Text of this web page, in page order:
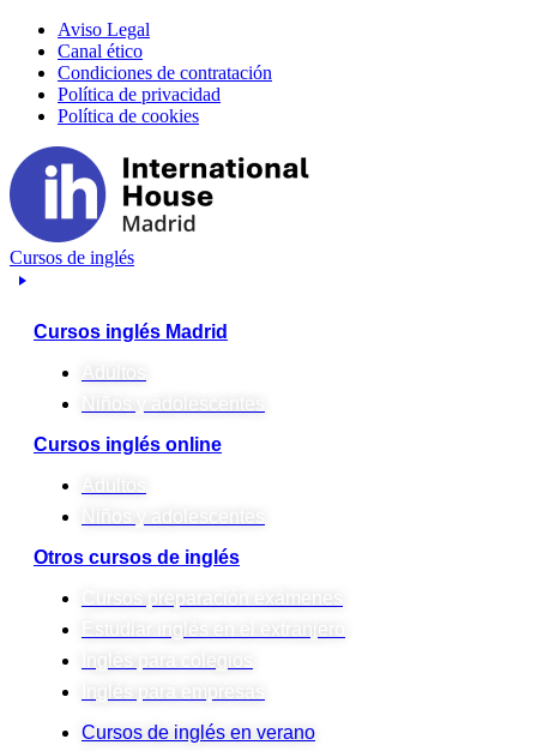
Aviso Legal
Canal ético
Condiciones de contratación
Política de privacidad
Política de cookies
Cursos de inglés
Cursos inglés Madrid
Adultos
Niños y adolescentes
Cursos inglés online
Adultos
Niños y adolescentes
Otros cursos de inglés
Cursos preparación exámenes
Estudiar inglés en el extranjero
Inglés para colegios
Inglés para empresas
Cursos de inglés en verano